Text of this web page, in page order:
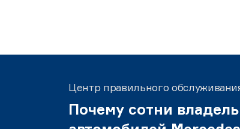
Центр правильного
Почему сотни